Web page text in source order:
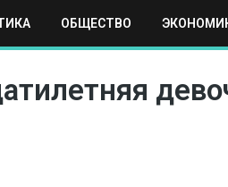
ОБЩЕСТВО
И ТЕХНИКА СПОРТ